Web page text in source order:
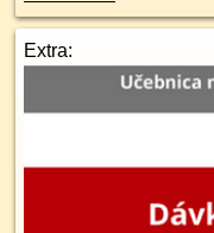
Extra: